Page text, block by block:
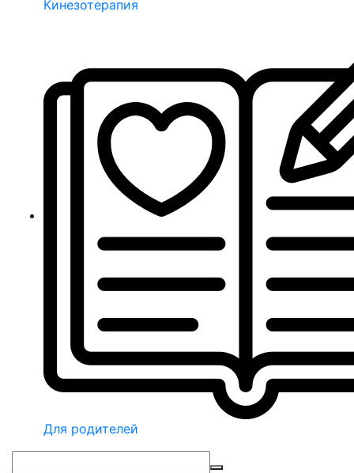
Кинезотерапия
Для родителей